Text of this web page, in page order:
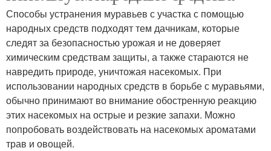
Способы устранения муравьев с участка с помощью
народных средств подходят тем дачникам, которые
следят за безопасностью урожая и не доверяет
химическим средствам защиты, а также стараются не
навредить природе, уничтожая насекомых. При
использовании народных средств в борьбе с муравьями,
обычно принимают во внимание обостренную реакцию
этих насекомых на острые и резкие запахи. Можно
попробовать воздействовать на насекомых ароматами
трав и овощей.